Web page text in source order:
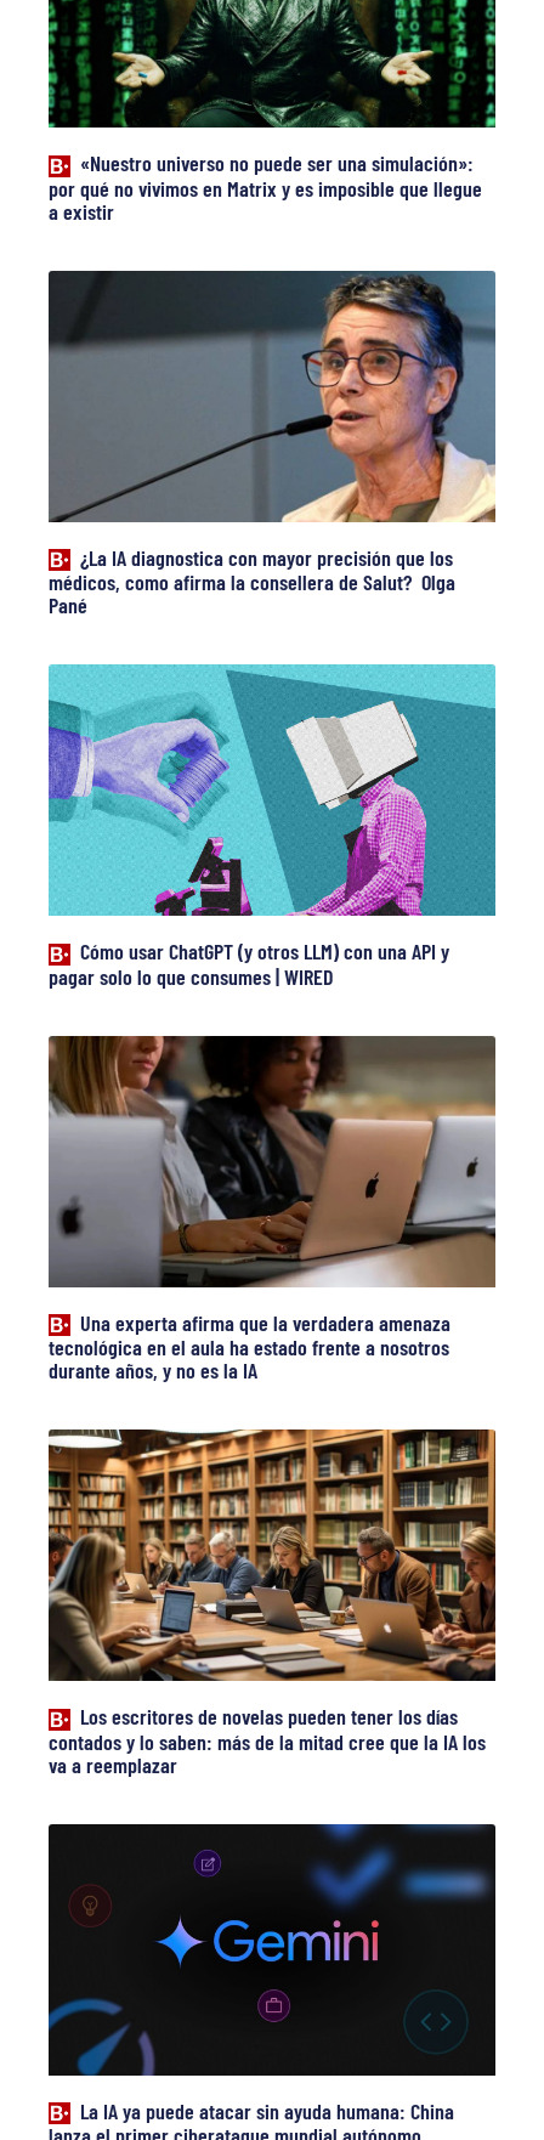
«Nuestro universo no puede ser una simulación»:
por qué no vivimos en Matrix y es imposible que llegue
a existir
¿La IA diagnostica con mayor precisión que los
médicos, como afirma la consellera de Salut? Olga
Pané
Cómo usar ChatGPT (y otros LLM) con una API y
pagar solo lo que consumes | WIRED
Una experta afirma que la verdadera amenaza
tecnológica en el aula ha estado frente a nosotros
durante años, y no es la IA
Los escritores de novelas pueden tener los días
contados y lo saben: más de la mitad cree que la IA los
va a reemplazar
La IA ya puede atacar sin ayuda humana: China